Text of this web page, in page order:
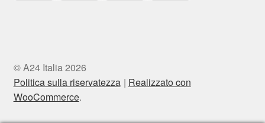
© A24 Italia 2026
Politica sulla riservatezza
Realizzato con
WooCommerce.